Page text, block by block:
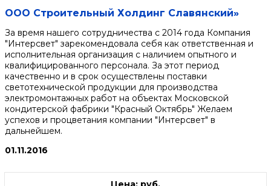
ООО Строительный Холдинг Славянский»
За время нашего сотрудничества с 2014 года Компания
"Интерсвет" зарекомендовала себя как ответственная и
исполнительная организация с наличием опытного и
квалифицированного персонала. За этот период
качественно и в срок осуществлены поставки
светотехнической продукции для производства
электромонтажных работ на объектах Московской
кондитерской фабрики "Красный Октябрь" Желаем
успехов и процветания компании "Интерсвет" в
дальнейшем.
01.11.2016